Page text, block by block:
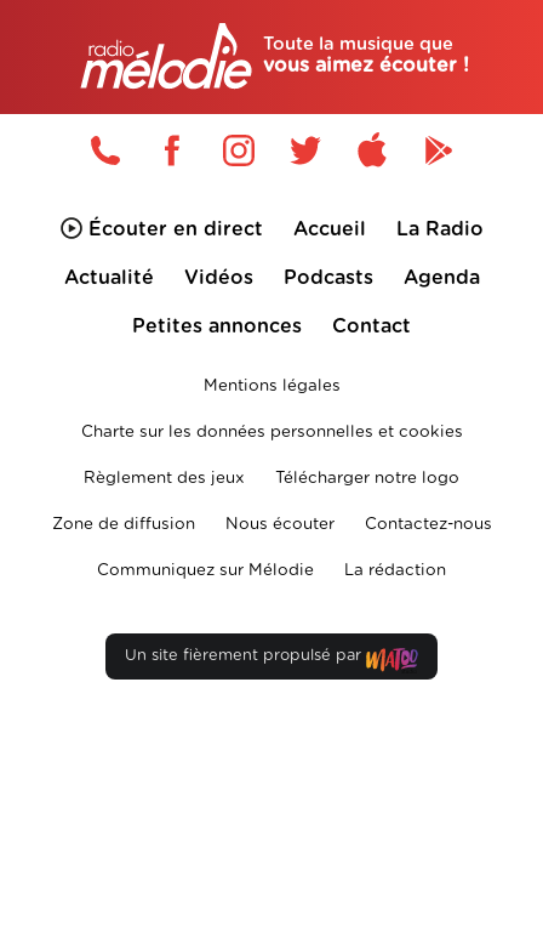
Toute la musique que
vous aimez écouter !
Écouter en direct Accueil La Radio
Actualité Vidéos Podcasts Agenda
Petites annonces Contact
Mentions légales
Charte sur les données personnelles et cookies
Règlement des jeux Télécharger notre logo
Zone de diffusion Nous écouter Contactez-nous
Communiquez sur Mélodie La rédaction
Un site fièrement propulsé par